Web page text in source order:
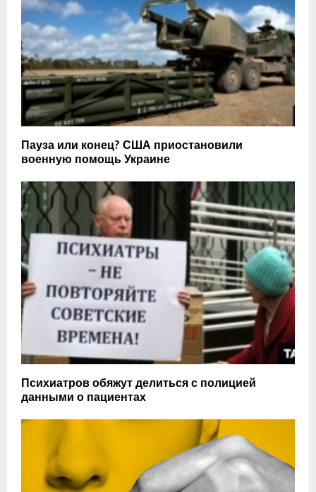
Пауза или конец? США приостановили
военную помощь Украине
Психиатров обяжут делиться с полицией
данными о пациентах